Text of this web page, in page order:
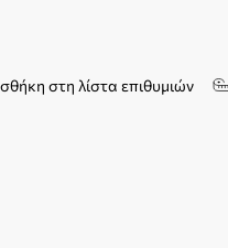
στη λίστα επιθυμιών